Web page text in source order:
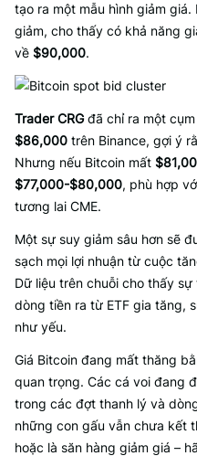
tạo ra một mẫu hình giảm
giảm, cho thấy có khả năng
về $90,000.
Trader CRGđã chỉ ra một cụm
$86,000 trên Binance, gợi ý
Nhưng nếu Bitcoin mất
$77,000-$80,000, phù hợp
tương lai CME.
Một sự suy giảm sâu hơn sẽ
sạch mọi lợi nhuận từ cuộc
Dữ liệu trên chuỗi cho thấy
dòng tiền ra từ ETF gia tăng,
như yếu.
Giá Bitcoin đang mất thăng
quan trọng. Các cá voi đang
trong các đợt thanh lý và
những con gấu vẫn chưa kết
hoặc là săn hàng giảm giá –